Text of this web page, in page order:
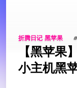
高级篇 10
Data-Structure
折腾日记 黑苹果
【黑苹果
小主机黑
在线工
管理
友链